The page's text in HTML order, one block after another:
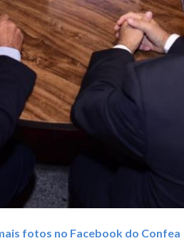
fotos no Facebook do Confea